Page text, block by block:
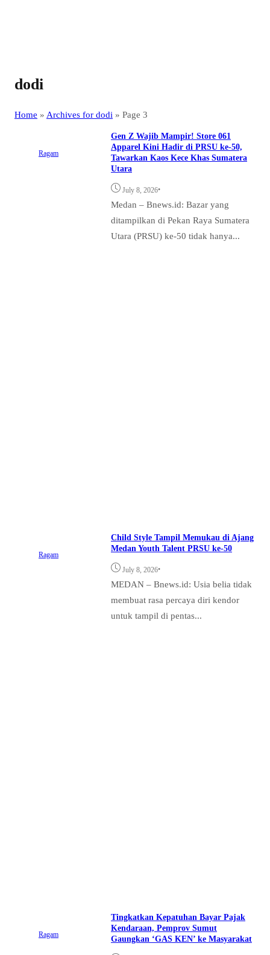
dodi
Home » Archives for dodi » Page 3
Ragam
Gen Z Wajib Mampir! Store 061
Apparel Kini Hadir di PRSU ke-50,
Tawarkan Kaos Kece Khas Sumatera
Utara‎
July 8, 2026•
‎Medan – Bnews.id: Bazar yang
ditampilkan di Pekan Raya Sumatera
Utara (PRSU) ke-50 tidak hanya...
Ragam
Child Style Tampil Memukau di Ajang
Medan Youth Talent PRSU ke-50
July 8, 2026•
MEDAN – Bnews.id: Usia belia tidak
membuat rasa percaya diri kendor
untuk tampil di pentas...
Ragam
‎Tingkatkan Kepatuhan Bayar Pajak
Kendaraan, Pemprov Sumut
Gaungkan ‘GAS KEN’ ke Masyarakat